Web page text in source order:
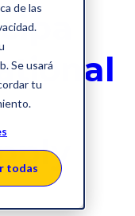
de las
Se usará
tu
todas